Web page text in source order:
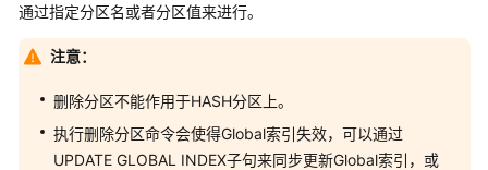
服
务
公
产
通过指定分区名或者分区值来进行。
注意：
删除分区不能作用于HASH分区上。
执行删除分区命令会使得Global索引失效，可以通过
UPDATE GLOBAL INDEX子句来同步更新Global索引，或